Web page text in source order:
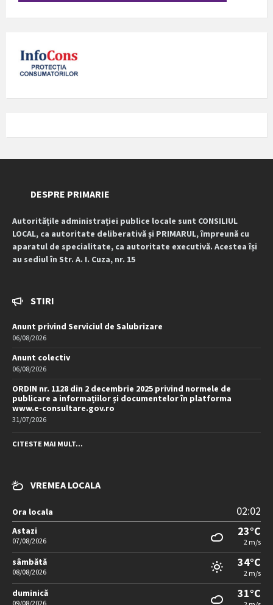
DESPRE PRIMARIE
Autoritățile administrației publice locale sunt CONSILIUL
LOCAL, ca autoritate deliberativă și PRIMARUL, împreună cu
aparatul de specialitate, ca autoritate executivă. Acestea își
au sediul în Str. A. I. Cuza, nr. 15
STIRI
Anunt privind Serviciul de Salubrizare
06/08/2026
Anunt colectiv
06/08/2026
ORDIN nr. 1128 din 2 decembrie 2025 privind normele de
publicare a informațiilor și documentelor în platforma
www.e-consultare.gov.ro
31/07/2026
CITESTE MAI MULT...
VREMEA LOCALA
Ora locala 02:02
Astazi
07/08/2026
23°C
2 m/s
sâmbătă
08/08/2026
34°C
2 m/s
duminică
09/08/2026
31°C